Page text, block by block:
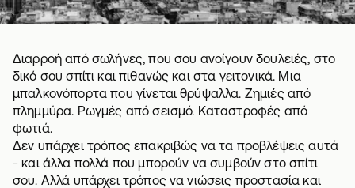
Διαρροή από σωλήνες, που σου ανοίγουν δουλειές, στο
δικό σου σπίτι και πιθανώς και στα γειτονικά. Μια
μπαλκονόπορτα που γίνεται θρύψαλλα. Ζημιές από
πλημμύρα. Ρωγμές από σεισμό. Καταστροφές από
φωτιά.
Δεν υπάρχει τρόπος επακριβώς να τα προβλέψεις αυτά
- και άλλα πολλά που μπορούν να συμβούν στο σπίτι
σου. Αλλά υπάρχει τρόπος να νιώσεις προστασία και